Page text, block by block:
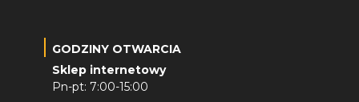
GODZINY OTWARCIA
Sklep internetowy
Pn-pt: 7:00-15:00